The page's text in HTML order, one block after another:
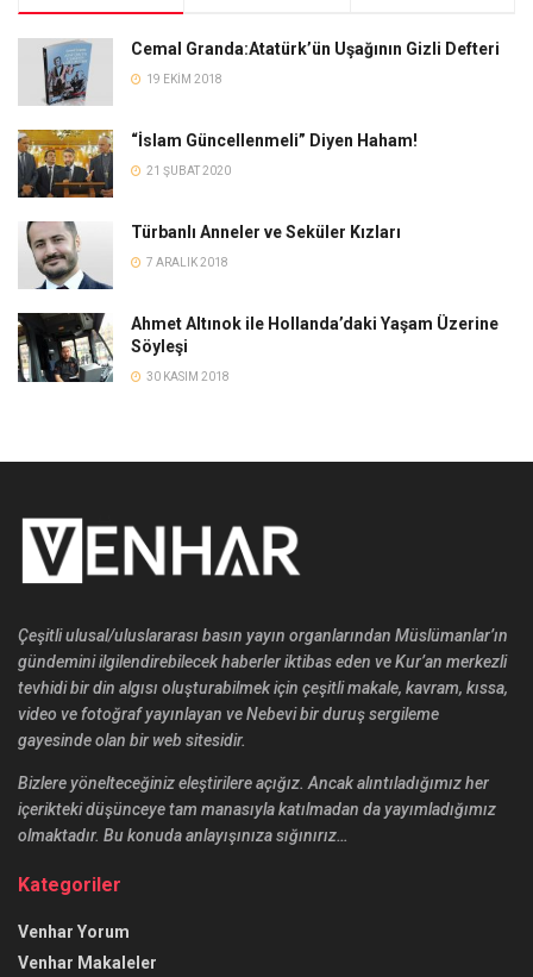
Cemal Granda:Atatürk’ün Uşağının Gizli Defteri
19 EKIM 2018
“İslam Güncellenmeli” Diyen Haham!
21 ŞUBAT 2020
Türbanlı Anneler ve Seküler Kızları
7 ARALIK 2018
Ahmet Altınok ile Hollanda’daki Yaşam Üzerine
Söyleşi
30 KASIM 2018
Çeşitli ulusal/uluslararası basın yayın organlarından Müslümanlar’ın
gündemini ilgilendirebilecek haberler iktibas eden ve Kur’an merkezli
tevhidi bir din algısı oluşturabilmek için çeşitli makale, kavram, kıssa,
video ve fotoğraf yayınlayan ve Nebevi bir duruş sergileme
gayesinde olan bir web sitesidir.
Bizlere yönelteceğiniz eleştirilere açığız. Ancak alıntıladığımız her
içerikteki düşünceye tam manasıyla katılmadan da yayımladığımız
olmaktadır. Bu konuda anlayışınıza sığınırız…
Kategoriler
Venhar Yorum
Venhar Makaleler